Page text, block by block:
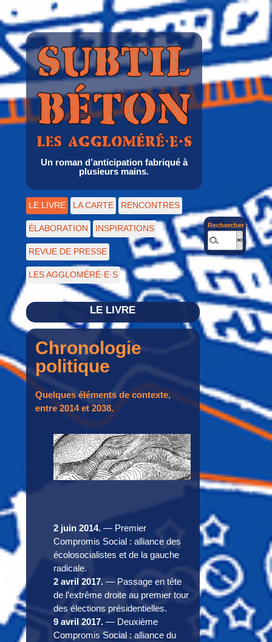
Un roman d’anticipation fabriqué à
plusieurs mains.
LE LIVRE LA CARTE RENCONTRES
ÉLABORATION INSPIRATIONS
REVUE DE PRESSE
LES AGGLOMÉRÉ·E·S
Rechercher :
LE LIVRE
Chronologie
politique
Quelques éléments de contexte,
entre 2014 et 2038.
2 juin 2014. — Premier
Compromis Social : alliance des
écolosocialistes et de la gauche
radicale.
2 avril 2017. — Passage en tête
de l’extrême droite au premier tour
des élections présidentielles.
9 avril 2017. — Deuxième
Compromis Social : alliance du